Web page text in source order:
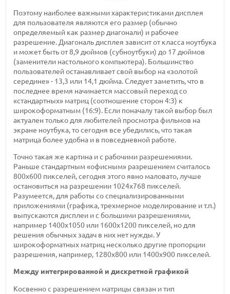
Поэтому наиболее важными характеристиками дисплея
для пользователя являются его размер (обычно
определяемый как размер диагонали) и рабочее
разрешение. Диагональ дисплея зависит от класса ноутбука
и может быть от 8,9 дюймов (субноутбуки) до 17 дюймов
(заменители настольного компьютера). Большинство
пользователей останавливает свой выбор на «золотой
середине» - 13,3 или 14,1 дюйма. Следует заметить, что в
последнее время начинается массовый переход со
«стандартных» матриц (соотношение сторон 4:3) к
широкоформатным (16:9). Если поначалу такой выбор был
актуален только для любителей просмотра фильмов на
экране ноутбука, то сегодня все убедились, что такая
матрица более удобна и в повседневной работе.
Точно такая же картина и с рабочими разрешениями.
Раньше стандартным «офисным» разрешением считалось
800х600 пикселей, сегодня этого явно маловато, лучше
остановиться на разрешении 1024х768 пикселей.
Разумеется, для работы со специализированными
приложениями (графика, трехмерное моделирование и т.п.)
выпускаются дисплеи и с большими разрешениями,
например 1400х1050 или 1600х1200 пикселей, но для
решения обычных задач в них нет нужды. У
широкоформатных матриц несколько другие пропорции
разрешения, например, 1280х800 или 1400х900 пикселей.
Между интегрированной и дискретной графикой
Косвенно с разрешением матрицы связан и тип